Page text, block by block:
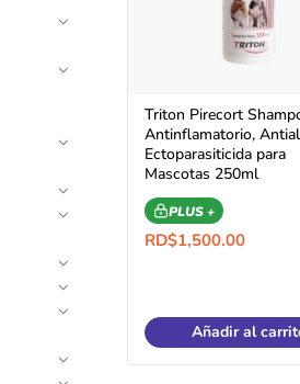
Triton Pirecort
Antinflamatorio,
Ectoparasiticida para
Mascotas 250ml
PLUS +
RD$1,500.00
Añadir al